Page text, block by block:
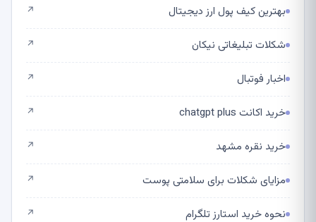
بهترین کیف پول ارز دیجیتال ↗
شکلات تبلیغاتی نیکان ↗
اخبار فوتبال ↗
خرید اکانت chatgpt plus ↗
خرید نقره مشهد ↗
مزایای شکلات برای سلامتی پوست ↗
نحوه خرید استارز تلگرام ↗